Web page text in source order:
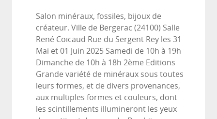
Salon minéraux, fossiles, bijoux de
créateur. Ville de Bergerac (24100) Salle
René Coicaud Rue du Sergent Rey les 31
Mai et 01 Juin 2025 Samedi de 10h à 19h
Dimanche de 10h à 18h 2ème Editions
Grande variété de minéraux sous toutes
leurs formes, et de divers provenances,
aux multiples formes et couleurs, dont
les scintillements illumineront les yeux